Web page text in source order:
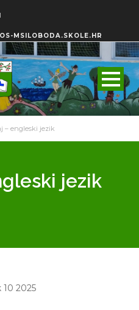
MSILOBODA.SKOLE.HR
– engleski jezik
jezik
10 2025